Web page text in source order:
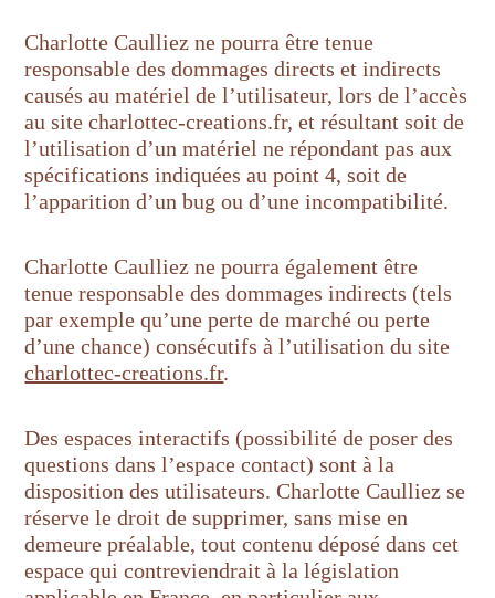
Charlotte Caulliez ne pourra être tenue
responsable des dommages directs et indirects
causés au matériel de l’utilisateur, lors de l’accès
au site charlottec-creations.fr, et résultant soit de
l’utilisation d’un matériel ne répondant pas aux
spécifications indiquées au point 4, soit de
l’apparition d’un bug ou d’une incompatibilité.
Charlotte Caulliez ne pourra également être
tenue responsable des dommages indirects (tels
par exemple qu’une perte de marché ou perte
d’une chance) consécutifs à l’utilisation du site
charlottec-creations.fr.
Des espaces interactifs (possibilité de poser des
questions dans l’espace contact) sont à la
disposition des utilisateurs. Charlotte Caulliez se
réserve le droit de supprimer, sans mise en
demeure préalable, tout contenu déposé dans cet
espace qui contreviendrait à la législation